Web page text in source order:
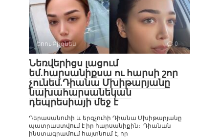
Շոու-Բիզնես 0
Նեռվերիցս լացում
եմ.հարսանիքսա ու հարսի շոր
չունեմ.Դիանա Մխիթարյանը
նախահարսանեկան
դեպրեսիայի մեջ է
Դերասանուհի և երգչուհի Դիանա Մխիթարյանը
պատրաստվում է իր հարսանիքին։ Դիանան
ինստագրամում հայտնում է, որ